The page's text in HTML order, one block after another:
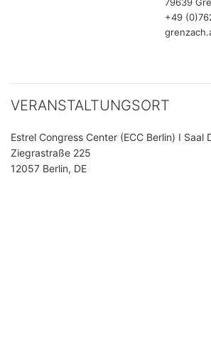
+49
VERANSTALTUNGSORT
Estrel Congress Center (ECC Berlin) I Saal
Ziegrastraße 225
12057 Berlin, DE